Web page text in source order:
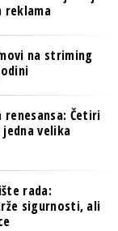
na striming
renesansa: Četiri
velika
rada:
sigurnosti, ali